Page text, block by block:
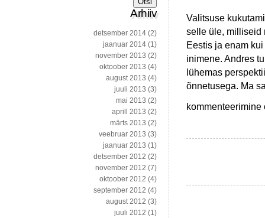
Valitsuse
selle üle, milliseid
Eestis ja enam
inimene. Andres
lühemas
õnnetusega. Ma
Keskerakonna
peamise
Arhiiv
detsember 2014 (2)
jaanuar 2014 (1)
november 2013 (2)
oktoober 2013 (4)
august 2013 (4)
juuli 2013 (3)
mai 2013 (2)
aprill 2013 (2)
märts 2013 (2)
veebruar 2013 (3)
jaanuar 2013 (1)
detsember 2012 (2)
november 2012 (7)
oktoober 2012 (4)
september 2012 (4)
august 2012 (3)
juuli 2012 (1)